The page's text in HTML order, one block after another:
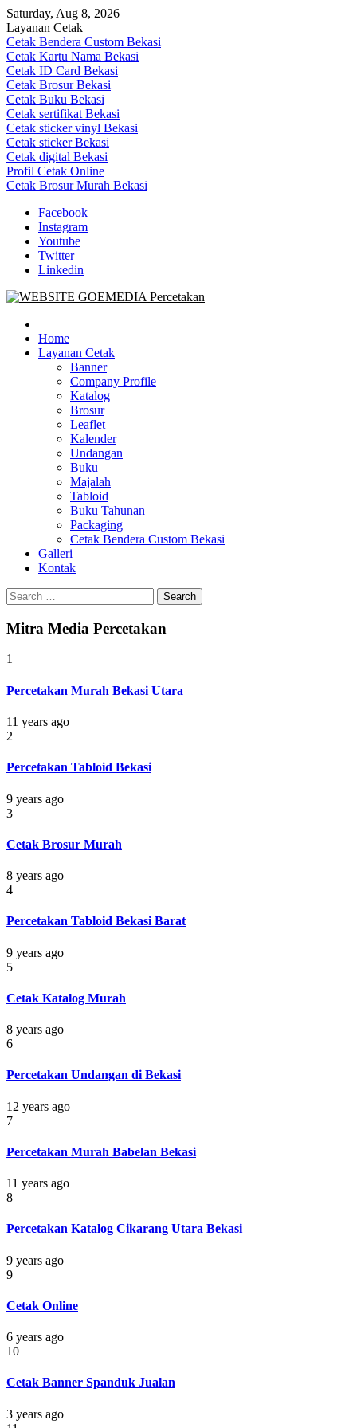
Skip
to
content
Saturday, Aug 8, 2026
Layanan Cetak
Cetak Bendera Custom Bekasi
Cetak Kartu Nama Bekasi
Cetak ID Card Bekasi
Cetak Brosur Bekasi
Cetak Buku Bekasi
Cetak sertifikat Bekasi
Cetak sticker vinyl Bekasi
Cetak sticker Bekasi
Cetak digital Bekasi
Profil Cetak Online
Cetak Brosur Murah Bekasi
Facebook
Instagram
Youtube
Twitter
Linkedin
Goe Media Percetakan | 0822-4439-5599 (Call/WA)
0822-4439-5599 (Call/WA) Percetakan jasa cetak banner buku yasin
invoice kartu nama label map nota spanduk stiker undangan
pernikahan murah online 24 jam
Home
Layanan Cetak
Banner
Company Profile
Katalog
Brosur
Leaflet
Kalender
Undangan
Buku
Majalah
Tabloid
Buku Tahunan
Packaging
Cetak Bendera Custom Bekasi
Galleri
Kontak
Search
for:
Mitra Media Percetakan
1
Percetakan Murah Bekasi Utara
11 years ago
2
Percetakan Tabloid Bekasi
9 years ago
3
Cetak Brosur Murah
8 years ago
4
Percetakan Tabloid Bekasi Barat
9 years ago
5
Cetak Katalog Murah
8 years ago
6
Percetakan Undangan di Bekasi
12 years ago
7
Percetakan Murah Babelan Bekasi
11 years ago
8
Percetakan Katalog Cikarang Utara Bekasi
9 years ago
9
Cetak Online
6 years ago
10
Cetak Banner Spanduk Jualan
3 years ago